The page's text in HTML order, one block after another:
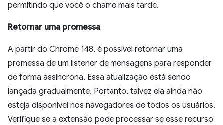
permitindo que você o chame mais tarde.
Retornar uma promessa
A partir do Chrome 148, é possível retornar uma
promessa de um listener de mensagens para responder
de forma assíncrona. Essa atualização está sendo
lançada gradualmente. Portanto, talvez ela ainda não
esteja disponível nos navegadores de todos os usuários.
Verifique se a extensão pode processar se esse recurso